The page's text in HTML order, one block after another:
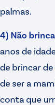
palmas.
4) Não
anos de
de brincar
de ser a
conta que